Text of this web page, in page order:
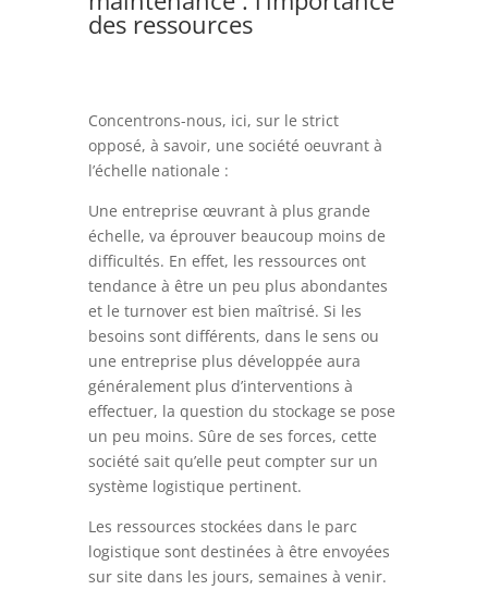
des ressources
Concentrons-nous, ici, sur le strict
opposé, à savoir, une société oeuvrant à
l’échelle nationale :
Une entreprise œuvrant à plus grande
échelle, va éprouver beaucoup moins de
difficultés. En effet, les ressources ont
tendance à être un peu plus abondantes
et le turnover est bien maîtrisé. Si les
besoins sont différents, dans le sens ou
une entreprise plus développée aura
généralement plus d’interventions à
effectuer, la question du stockage se pose
un peu moins. Sûre de ses forces, cette
société sait qu’elle peut compter sur un
système logistique pertinent.
Les ressources stockées dans le parc
logistique sont destinées à être envoyées
sur site dans les jours, semaines à venir.